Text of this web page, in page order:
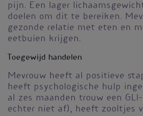
pijn. Een lager
doelen om dit te bereiken.
gezonde relatie met eten en
eetbuien krijgen.
Toegewijd handelen
Mevrouw heeft al positieve
heeft psychologische hulp
al zes maanden trouw een
echter niet af), heeft zooltjes